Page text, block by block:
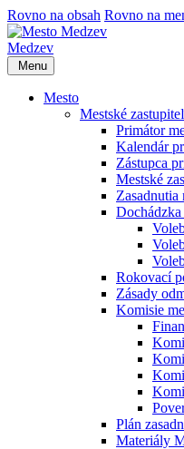
Rovno na obsah Rovno na
Medzev
Menu
Mesto
Mestské
Primátor
Kalendár
Zástupca
Mestské
Zasadnutia
Rokovací
Zásady
Komisie
Plán
Materiály